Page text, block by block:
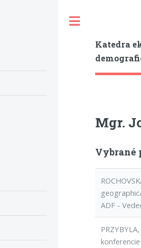
Katedra
Mgr.
Vybrané
ADF -